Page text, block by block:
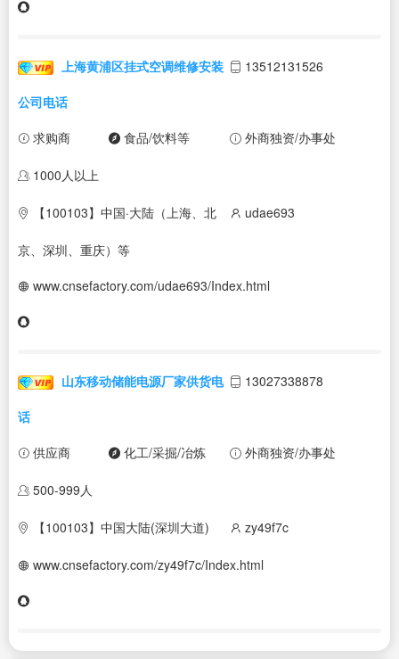
上海黄浦区挂式空调维修安装
公司电话
13512131526
求购商 食品/饮料等 外商独资/办事处
1000人以上
【100103】中国·大陆（上海、北
京、深圳、重庆）等
udae693
www.cnsefactory.com/udae693/Index.html
山东移动储能电源厂家供货电
话
13027338878
供应商 化工/采掘/冶炼 外商独资/办事处
500-999人
【100103】中国大陆(深圳大道) zy49f7c
www.cnsefactory.com/zy49f7c/Index.html